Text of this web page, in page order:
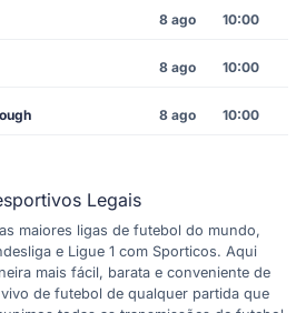
8 ago 10:00
8 ago 10:00
8 ago 10:00
Legais
maiores ligas de futebol do mundo,
e Ligue 1 com Sporticos. Aqui
mais fácil, barata e conveniente de
de futebol de qualquer partida que